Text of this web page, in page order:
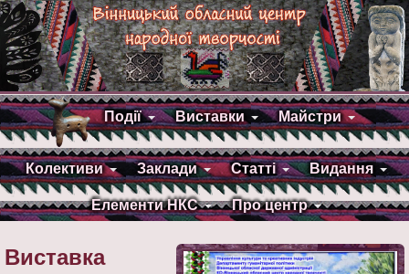
Події Виставки Майстри
Колективи Заклади Статті Видання
Елементи НКС Про центр
Виставка